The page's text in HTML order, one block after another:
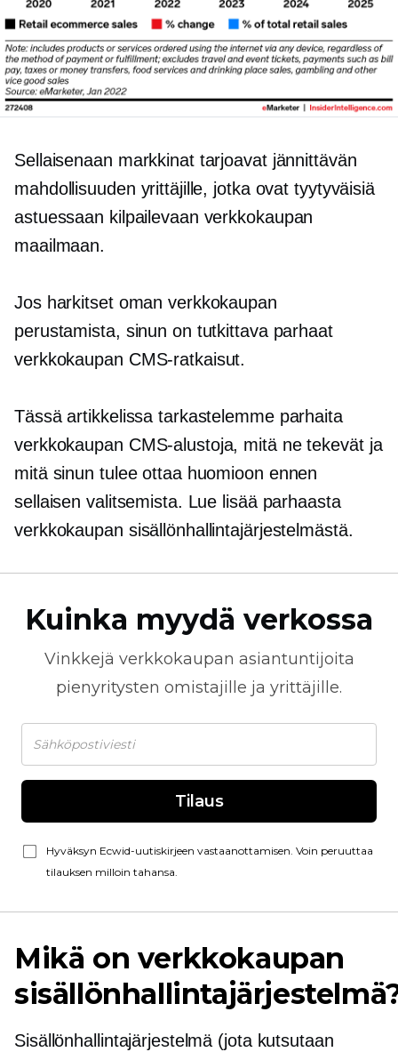
Sellaisenaan markkinat tarjoavat jännittävän
mahdollisuuden yrittäjille, jotka ovat tyytyväisiä
astuessaan kilpailevaan verkkokaupan
maailmaan.
Jos harkitset oman verkkokaupan
perustamista, sinun on tutkittava parhaat
verkkokaupan CMS-ratkaisut.
Tässä artikkelissa tarkastelemme parhaita
verkkokaupan CMS-alustoja, mitä ne tekevät ja
mitä sinun tulee ottaa huomioon ennen
sellaisen valitsemista. Lue lisää parhaasta
verkkokaupan sisällönhallintajärjestelmästä.
Kuinka myydä verkossa
Vinkkejä verkkokaupan asiantuntijoita
pienyritysten omistajille ja yrittäjille.
Tilaus
Hyväksyn Ecwid-uutiskirjeen vastaanottamisen. Voin peruuttaa
tilauksen milloin tahansa.
Mikä on verkkokaupan
Sisällönhallintajärjestelmä (jota kutsutaan